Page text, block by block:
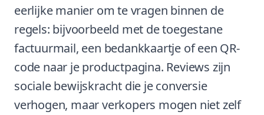
eerlijke manier om te vragen binnen de
regels: bijvoorbeeld met de toegestane
factuurmail, een bedankkaartje of een QR-
code naar je productpagina. Reviews zijn
sociale bewijskracht die je conversie
verhogen, maar verkopers mogen niet zelf